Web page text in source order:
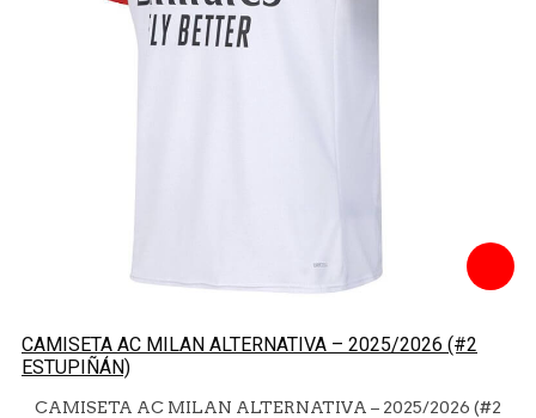
CAMISETA AC MILAN ALTERNATIVA – 2025/2026 (#2
ESTUPIÑÁN)
CAMISETA AC MILAN ALTERNATIVA – 2025/2026 (#2